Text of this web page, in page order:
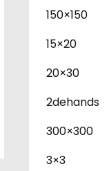
150×150
15×20
20×30
2dehands
300×300
3×3